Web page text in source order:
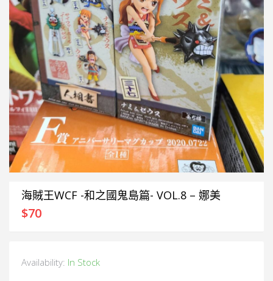
海賊王WCF -和之國鬼島篇- VOL.8 – 娜美
$70
Availability: In Stock